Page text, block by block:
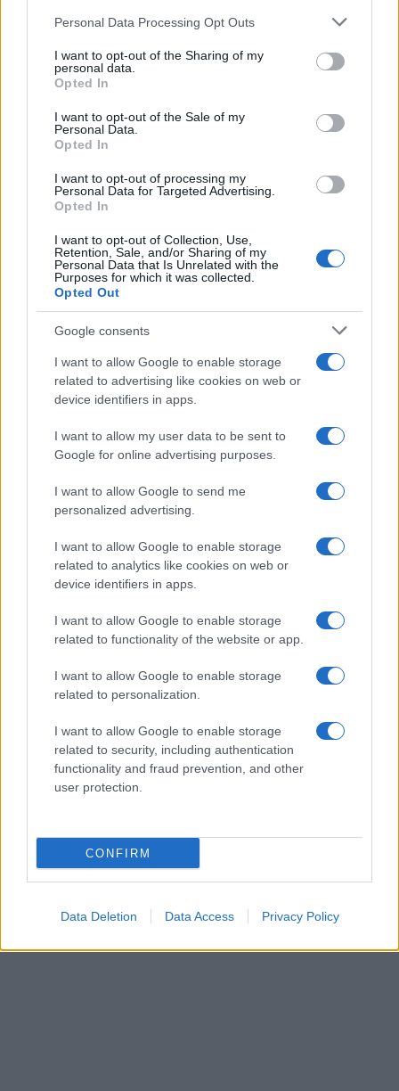
Please note that this website/app uses one or more Google
not limited to your visit or usage behaviour. You may click to
grant or deny consent to Google and its third-party tags to
use your data for below specified purposes in below Google
consent section.
Personal Data Processing Opt Outs
I want to opt-out of the Sharing of my
personal data.
Opted In
I want to opt-out of the Sale of my
Personal Data.
Opted In
I want to opt-out of processing my
Personal Data for Targeted Advertising.
Opted In
I want to opt-out of Collection, Use,
Retention, Sale, and/or Sharing of my
Personal Data that Is Unrelated with the
Purposes for which it was collected.
Opted Out
Google consents
I want to allow Google to enable storage
related to advertising like cookies on web or
device identifiers in apps.
I want to allow my user data to be sent to
Google for online advertising purposes.
I want to allow Google to send me
personalized advertising.
I want to allow Google to enable storage
related to analytics like cookies on web or
device identifiers in apps.
I want to allow Google to enable storage
related to functionality of the website or app.
I want to allow Google to enable storage
related to personalization.
I want to allow Google to enable storage
related to security, including authentication
functionality and fraud prevention, and other
user protection.
CONFIRM
Data Deletion Data Access Privacy Policy
Οι γονείς του Jarrod Kanizay αναμένουν
απαντήσεις από τους γιατρούς προκειμένου να
μάθουν τι ακριβώς κατασπάραξε τα πόδια του
γιου τους και το θέμα έχει λάβει όπως ήταν
αναμενόμενο μεγάλη δημοσιότητα στην
περιοχή. «Κανείς δεν ξέρει τι είναι τα
ανθρώπους, είτε πρόκειται για
εμπειρογνώμονες τοξικότητας είτε για
εμπειρογνώμονες σε θέματα θαλάσσιας ζωής
και άλλους γιατρούς γύρω από τη Μελβούρνη
και κάνεις δεν μπορεί ακόμη να μας πει με
σιγουριά τι είναι αυτό που έφαγε τα πόδια
, αναφέρει ο πατέρας του 16χρνου.
θαλάσσιες ψείρες στη θάλασσα δεν ζουν σε
ομάδες, αλλά ενδέχεται μερικές από αυτές να
αίμα στο νερό, το οποίο όμως προσέλκυσε πολύ
περισσότερες. Αν και οι εικόνες δείχνουν πολύ
αλήθεια είναι πως είναι επιφανειακές καθώς τα
δαγκώματα είναι μεν πολλά, αλλά όχι βαθιά.
Όπως αναφέρεται από τοπικές εφημερίδες τα
πόδια του φέρουν